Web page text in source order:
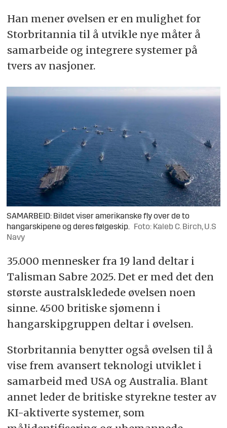
Han mener øvelsen er en mulighetfor
Storbritannia til å utvikle nye måter å
samarbeide og integrere systemer på
tvers av nasjoner.
SAMARBEID: Bildet viser amerikanske fly over de to
hangarskipene og deres følgeskip. Foto: Kaleb C. Birch, U.S
Navy
35.000 mennesker fra 19 land deltar i
Talisman Sabre 2025. Det er med det den
største australskledede øvelsen noen
sinne. 4500 britiske sjømenn i
hangarskipgruppen deltar i øvelsen.
Storbritannia benytter også øvelsen til å
vise frem avansert teknologi utviklet i
samarbeid med USA og Australia. Blant
annet leder de britiske styrekne tester av
KI-aktiverte systemer, som